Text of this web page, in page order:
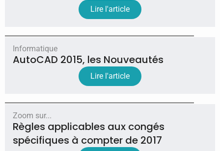
Lire l'article
Informatique
AutoCAD 2015, les Nouveautés
Lire l'article
Zoom sur...
Règles applicables aux congés
spécifiques à compter de 2017